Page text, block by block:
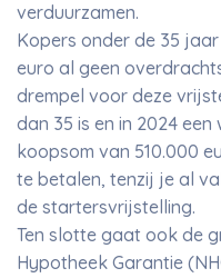
verduurzamen.
Kopers onder de 35
euro al geen
drempel voor deze
dan 35 is en in 2024
koopsom van 510.000
te betalen, tenzij je al
de startersvrijstelling.
Ten slotte gaat ook de
Hypotheek Garantie